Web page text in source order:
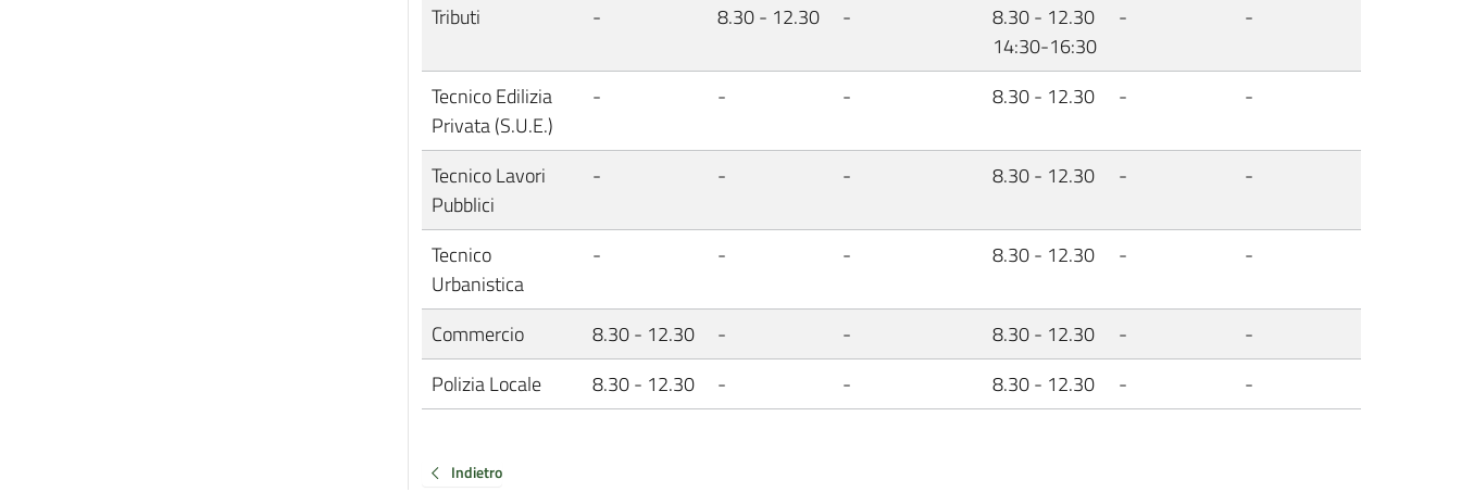
Tributi - 8.30 - 12.30 -
8.30 - 12.30
14:30-16:30
- -
Tecnico Edilizia
Privata (S.U.E.)
- - - 8.30 - 12.30 - -
Tecnico Lavori
Pubblici
- - - 8.30 - 12.30 - -
Tecnico
Urbanistica
- - - 8.30 - 12.30 - -
Commercio 8.30 - 12.30 - - 8.30 - 12.30 -
-
Polizia Locale
8.30 - 12.30 - - 8.30 - 12.30 - -
Indietro